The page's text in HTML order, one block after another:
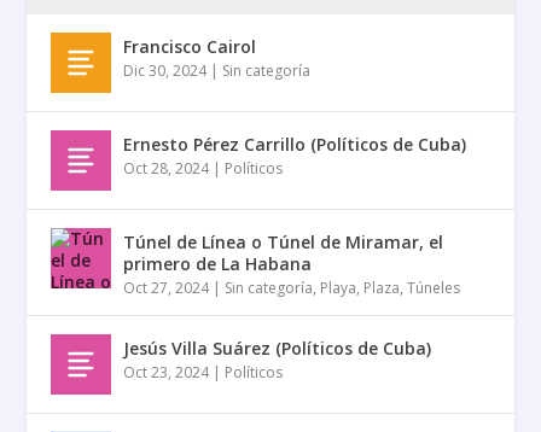
Francisco Cairol
Dic 30, 2024| Sin categoría
Ernesto Pérez Carrillo (Políticos de Cuba)
Oct 28, 2024| Políticos
Túnel de Línea o Túnel de Miramar, el
primero de La Habana
Oct 27, 2024| Sin categoría, Playa, Plaza,Túneles
Jesús Villa Suárez (Políticos de Cuba)
Oct 23, 2024| Políticos